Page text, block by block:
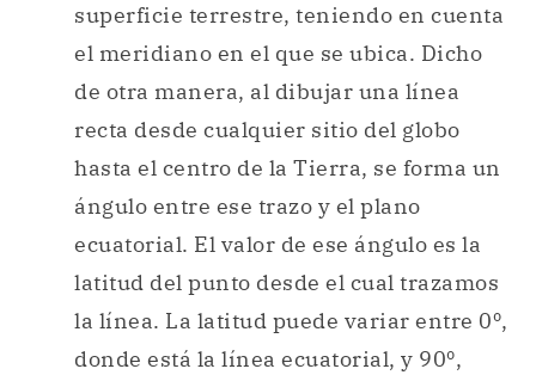
superficie terrestre, teniendo en cuenta
el meridiano en el que se ubica. Dicho
de otra manera, al dibujar una línea
recta desde cualquier sitio del globo
hasta el centro de la Tierra, se forma un
ángulo entre ese trazo y el plano
ecuatorial. El valor de ese ángulo es la
latitud del punto desde el cual trazamos
la línea. La latitud puede variar entre 0º,
donde está la línea ecuatorial, y 90º,